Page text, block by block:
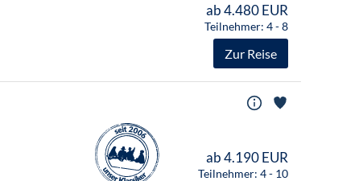
ab 4.480 EUR
Teilnehmer: 4 - 8
Zur Reise
ab 4.190 EUR
Teilnehmer: 4 - 10